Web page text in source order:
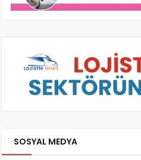
SOSYAL MEDYA